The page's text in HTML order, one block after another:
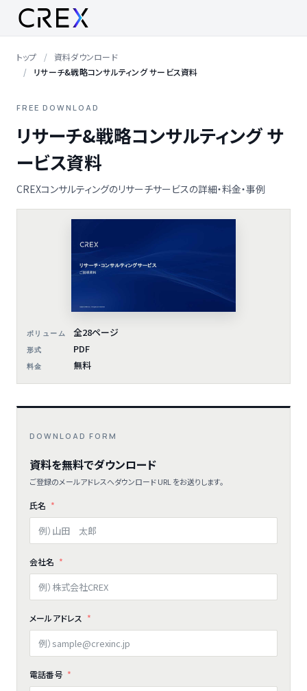
トップ
資料ダウンロード
リサーチ&戦略コンサルティング サービス資料
FREE DOWNLOAD
リサーチ&戦略コンサルティング サ
ービス資料
CREXコンサルティングのリサーチサービスの詳細・料金・事例
ボリューム 全28ページ
形式 PDF
料金 無料
DOWNLOAD FORM
資料を無料でダウンロード
ご登録のメールアドレスへダウンロード URL をお送りします。
氏名
会社名
メールアドレス
電話番号